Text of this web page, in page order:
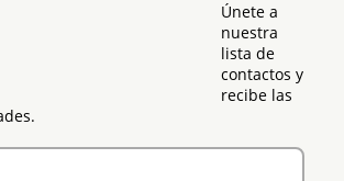
Únete a
nuestra
lista de
contactos y
recibe las